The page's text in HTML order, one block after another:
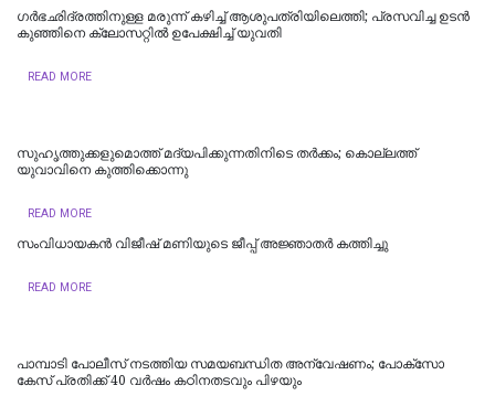
ഗർഭഛിദ്രത്തിനുള്ള മരുന്ന് കഴിച്ച് ആശുപത്രിയിലെത്തി; പ്രസവിച്ച ഉടൻ
കുഞ്ഞിനെ ക്ലോസറ്റിൽ ഉപേക്ഷിച്ച് യുവതി
READ MORE
സുഹൃത്തുക്കളുമൊത്ത് മദ്യപിക്കുന്നതിനിടെ തര്‍ക്കം; കൊല്ലത്ത്
യുവാവിനെ കുത്തിക്കൊന്നു
READ MORE
സംവിധായകൻ വിജീഷ് മണിയുടെ ജീപ്പ് അജ്ഞാതർ കത്തിച്ചു
READ MORE
പാമ്പാടി പോലീസ് നടത്തിയ സമയബന്ധിത അന്വേഷണം; പോക്സോ
കേസ് പ്രതിക്ക് 40 വർഷം കഠിനതടവും പിഴയും